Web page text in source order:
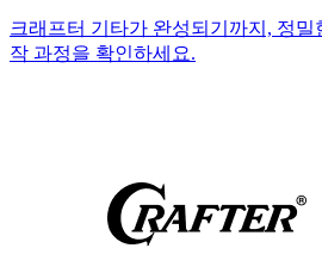
크래프터 기타가 완성되기까지, 정밀
작 과정을 확인하세요.